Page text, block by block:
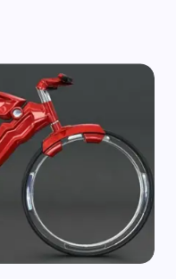
publiée.
avec
commentaires par
articles par e-